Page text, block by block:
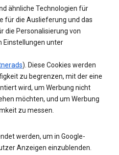
ähnliche Technologien für
für die Auslieferung und das
die Personalisierung von
Einstellungen unter
). Diese Cookies werden
zu begrenzen, mit der eine
wird, um Werbung nicht
möchten, und um Werbung
zu messen.
werden, um in Google-
Anzeigen einzublenden.